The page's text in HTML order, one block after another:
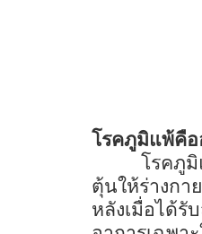
โรคภูมิแพ้คือ
โรคภูมิ
ตุ้นให้ร่างก
หลังเมื่อได้รั